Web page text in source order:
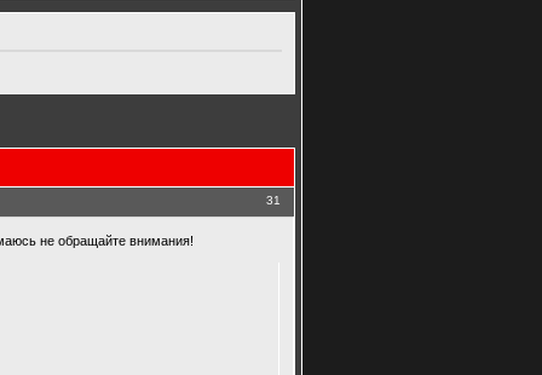
31
не обращайте внимания!